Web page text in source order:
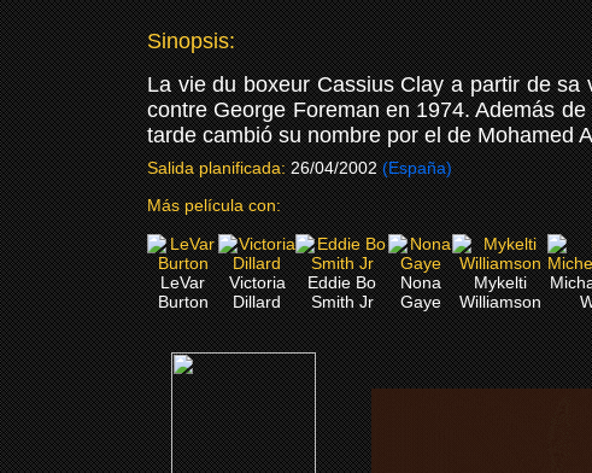
Sinopsis:
La vie du boxeur Cassius Clay a partir de sa
contre George Foreman en 1974. Además
tarde cambió su nombre por el de Mohamed
Salida planificada:26/04/2002 (España)
Más película con:
LeVar
Burton
Victoria
Dillard
Eddie Bo
Smith Jr
Nona
Gaye
Mykelti
Williamson